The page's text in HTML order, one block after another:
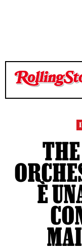
TEMPO DI LETTURA
TEMPO DI LETTURA
È